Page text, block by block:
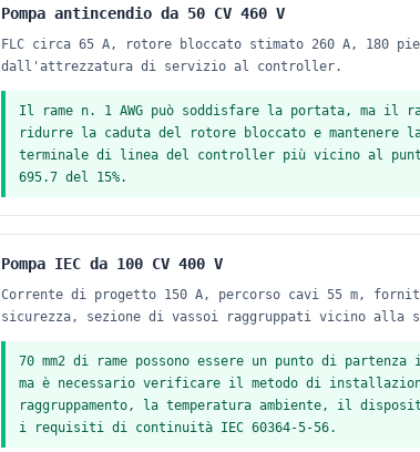
Pompa antincendio da 50 CV 460 V
FLC circa 65 A, rotore bloccato stimato 260 A, 180
dall'attrezzatura di servizio al controller.
Il rame n. 1 AWG può soddisfare la portata, ma il
ridurre la caduta del rotore bloccato e mantenere
terminale di linea del controller più vicino al
695.7 del 15%.
Pompa IEC da 100 CV 400 V
Corrente di progetto 150 A, percorso cavi 55 m,
sicurezza, sezione di vassoi raggruppati vicino alla
70 mm2 di rame possono essere un punto di
ma è necessario verificare il metodo di
raggruppamento, la temperatura ambiente, il
i requisiti di continuità IEC 60364-5-56.